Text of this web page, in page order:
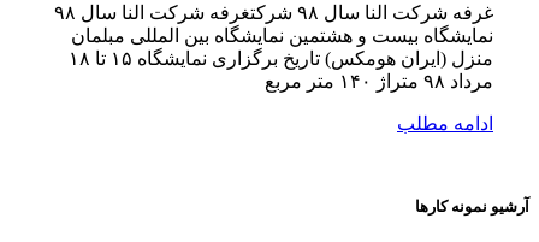
غرفه شرکت النا سال ۹۸ شرکتغرفه شرکت النا سال ۹۸
نمایشگاه بیست و هشتمین نمایشگاه بین المللی مبلمان
منزل (ایران هومکس) تاریخ برگزاری نمایشگاه ۱۵ تا ۱۸
مرداد ۹۸ متراژ ۱۴۰ متر مربع
ادامه مطلب
آرشیو نمونه کارها